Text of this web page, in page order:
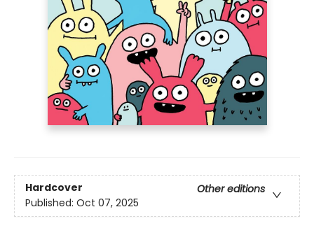
Hardcover
Other editions
Published: Oct 07, 2025